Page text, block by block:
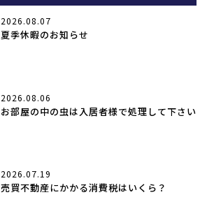
2026.08.07
夏季休暇のお知らせ
2026.08.06
お部屋の中の虫は入居者様で処理して下さい
2026.07.19
売買不動産にかかる消費税はいくら？